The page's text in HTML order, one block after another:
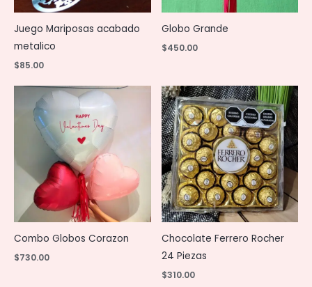
Juego Mariposas acabado
metalico
$85.00
Globo Grande
$450.00
Combo Globos Corazon
$730.00
Chocolate Ferrero Rocher
24 Piezas
$310.00